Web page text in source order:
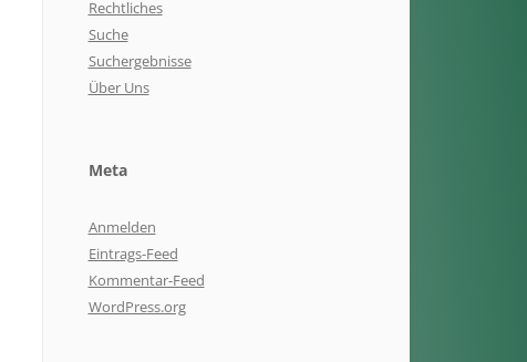
Rechtliches
Suche
Suchergebnisse
Über Uns
Meta
Anmelden
Eintrags-Feed
Kommentar-Feed
WordPress.org